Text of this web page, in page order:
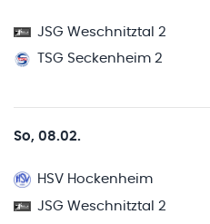
JSG Weschnitztal 2
TSG Seckenheim 2
So, 08.02.
HSV Hockenheim
JSG Weschnitztal 2